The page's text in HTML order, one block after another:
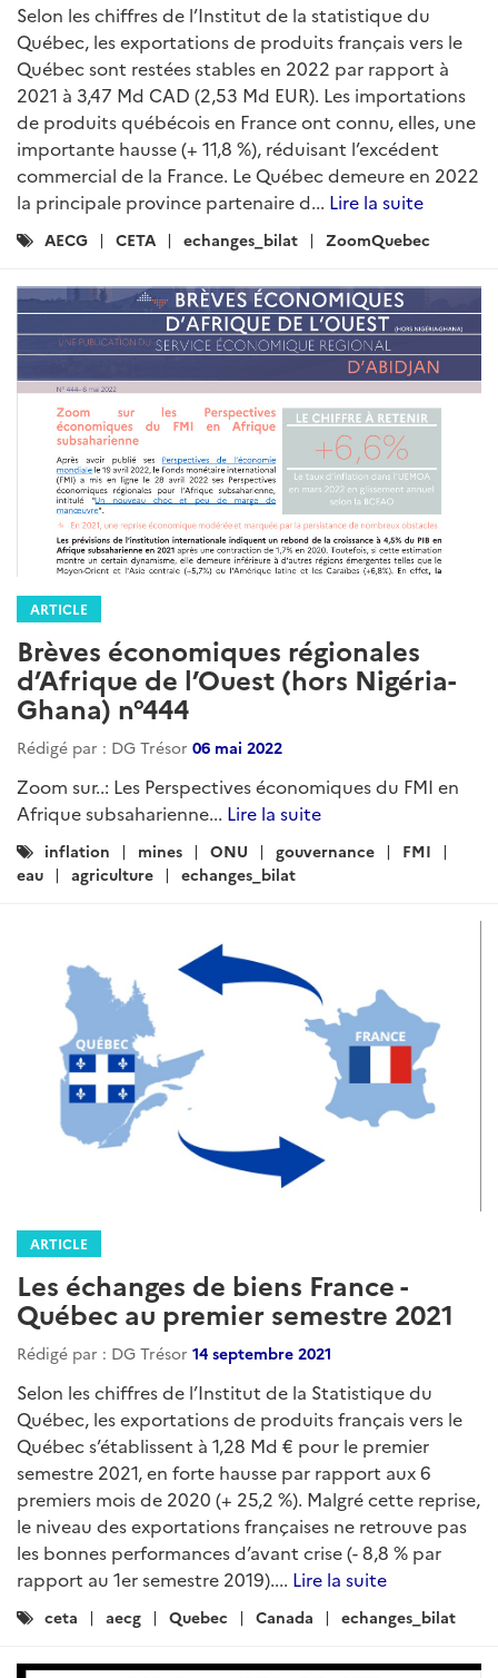
Selon les chiffres de l’Institut de la statistique du
Québec, les exportations de produits français vers le
Québec sont restées stables en 2022 par rapport à
2021 à 3,47 Md CAD (2,53 Md EUR). Les importations
de produits québécois en France ont connu, elles, une
importante hausse (+ 11,8 %), réduisant l’excédent
commercial de la France. Le Québec demeure en 2022
la principale province partenaire d... Lire la suite
Catégories
AECG CETA echanges_bilat ZoomQuebec
ARTICLE
Brèves économiques régionales
d’Afrique de l’Ouest (hors Nigéria-
Ghana) n°444
Rédigé par : DG Trésor 06 mai 2022
Zoom sur..: Les Perspectives économiques du FMI en
Afrique subsaharienne... Lire la suite
Catégories
:
inflation mines ONU gouvernance
FMI
eau
agriculture echanges_bilat
ARTICLE
Les échanges de biens France -
Québec au premier semestre 2021
Rédigé par : DG Trésor 14 septembre 2021
Selon les chiffres de l’Institut de la Statistique du
Québec, les exportations de produits français vers le
Québec s’établissent à 1,28 Md € pour le premier
semestre 2021, en forte hausse par rapport aux 6
premiers mois de 2020 (+ 25,2 %). Malgré cette reprise,
le niveau des exportations françaises ne retrouve pas
les bonnes performances d’avant crise (- 8,8 % par
rapport au 1er semestre 2019).... Lire la suite
Catégories
ceta aecg Quebec Canada echanges_bilat